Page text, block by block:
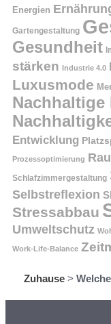
Energien
Gartengestaltung
Gesundheit
stärken
Industrie 4.0
Luxusmode
Nachhaltige
Entwicklung
Prozessoptimierung
Schlafzimmergestaltung
Selbstreflexion
Stressabbau
Umweltschutz
Work-Life-Balance
Zuhause>